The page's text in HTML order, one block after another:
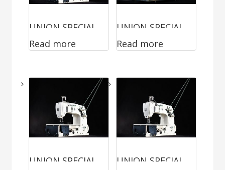
UNION SPECIAL
80200Z3214
Read more
UNION SPECIAL
53800BZ18-4031
Read more
UNION SPECIAL
UNION SPECIAL